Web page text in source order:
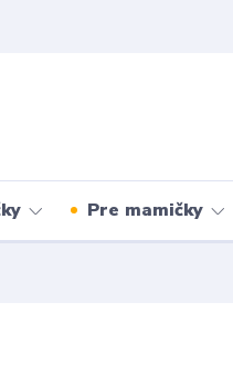
Pre mamičky